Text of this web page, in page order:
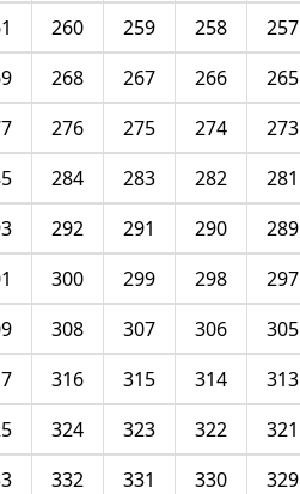
257
258
259
260
265
266
267
268
273
274
275
276
281
282
283
284
289
290
291
292
297
298
299
300
305
306
307
308
313
314
315
316
321
322
323
324
329
330
331
332